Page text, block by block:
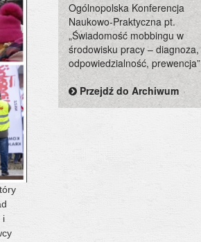
i
Ogólnopolska Konferencja
Naukowo-Praktyczna pt.
„Świadomość mobbingu w
środowisku pracy – diagnoza,
odpowiedzialność, prewencja”
Przejdź do Archiwum